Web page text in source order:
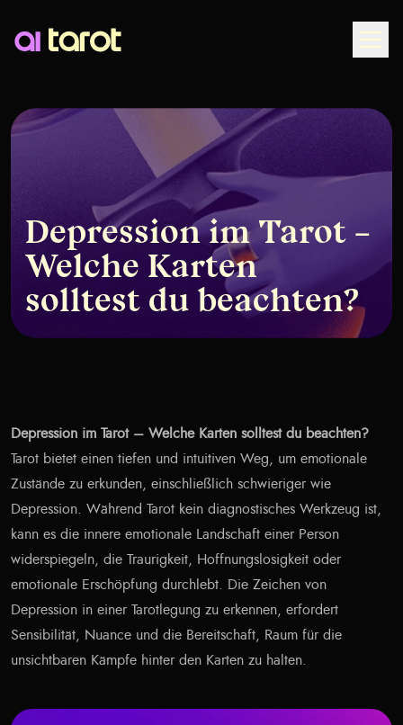
Depression im Tarot –
Welche Karten
solltest du beachten?
Depression im Tarot – Welche Karten solltest du beachten?
Tarot bietet einen tiefen und intuitiven Weg, um emotionale
Zustände zu erkunden, einschließlich schwieriger wie
Depression. Während Tarot kein diagnostisches Werkzeug ist,
kann es die innere emotionale Landschaft einer Person
widerspiegeln, die Traurigkeit, Hoffnungslosigkeit oder
emotionale Erschöpfung durchlebt. Die Zeichen von
Depression in einer Tarotlegung zu erkennen, erfordert
Sensibilität, Nuance und die Bereitschaft, Raum für die
unsichtbaren Kämpfe hinter den Karten zu halten.